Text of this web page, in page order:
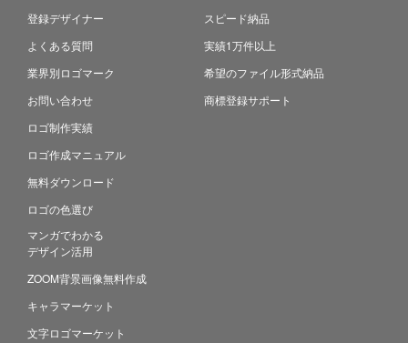
登録デザイナー
よくある質問
業界別ロゴマーク
お問い合わせ
ロゴ制作実績
ロゴ作成マニュアル
無料ダウンロード
ロゴの色選び
マンガでわかる
デザイン活用
ZOOM背景画像無料作成
キャラマーケット
文字ロゴマーケット
スピード納品
実績1万件以上
希望のファイル形式納品
商標登録サポート